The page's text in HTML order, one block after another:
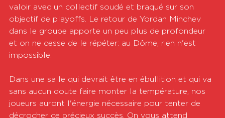
valoir avec un collectif soudé et braqué sur son
objectif de playoffs. Le retour de Yordan Minchev
dans le groupe apporte un peu plus de profondeur
et on ne cesse de le répéter: au Dôme, rien n'est
impossible.
Dans une salle qui devrait être en ébullition et qui va
sans aucun doute faire monter la température, nos
joueurs auront l'énergie nécessaire pour tenter de
décrocher ce précieux succès. On vous attend